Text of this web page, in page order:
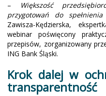
–
Większość
przygotowań do
Zawisza-Kędzierska,
webinar poświęcony
przepisów, zorganizowany
ING Bank Śląski.
Krok dalej w
transparentność